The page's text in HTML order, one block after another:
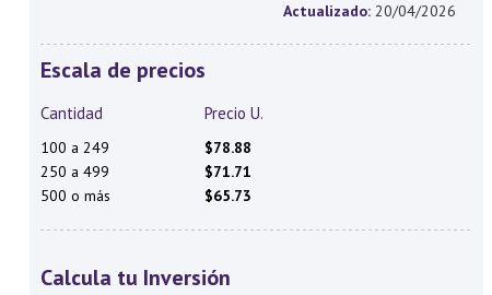
Actualizado: 20/04/2026
Escala de precios
Cantidad Precio U.
100 a 249
$78.88
250 a 499
$71.71
500 o más
$65.73
Calcula tu Inversión